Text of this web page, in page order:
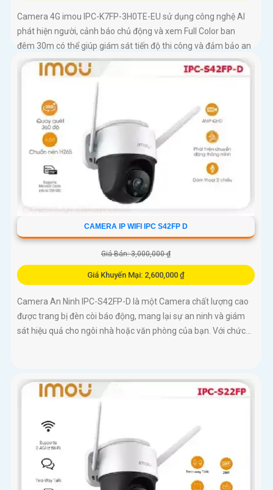
Camera 4G imou IPC-K7FP-3H0TE-EU sử dụng công nghệ AI
phát hiện người, cảnh báo chủ động và xem Full Color ban
đêm 30m có thể giúp giám sát tiến độ thi công và đảm bảo an
ninh cho công trình xây dựng, đặc biệt là trong những khu vực
mà việc đi lại khó khăn hoặc không có sẵn kết nối mạng ổn
định. Camera IPC-K7FP-3H0TE-EU sử dụng công nghệ nhận
diện người và động vật, kết hợp Wifi không dây
CAMERA IP WIFI IPC S42FP D
Giá Bán: 3,000,000 ₫
Giá Khuyến Mại: 2,600,000 ₫
Camera An Ninh IPC-S42FP-D là một Camera chất lượng cao
được trang bị đèn còi báo động, mang lại sự an ninh và giám
sát hiệu quả cho ngôi nhà hoặc văn phòng của bạn. Với chức...